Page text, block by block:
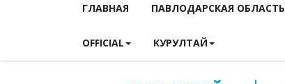
ГЛАВНАЯ ПАВЛОДАРСКАЯ ОБЛАСТЬ
OFFICIAL КУРУЛТАЙ